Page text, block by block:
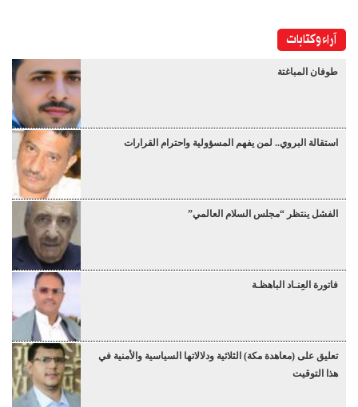
آراء وكتابات
طوفان المباغتة
استقالة البروي.. لمن يفهم المسؤولية واحترام القرارات
الفشل ينتظر “مجلس السلام العالمي”
فاتورة العِنـاد الباهظـة
تعليق على (معاهدة مكة) الثلاثية ودلالاتها السياسية والأمنية في
هذا التوقيت